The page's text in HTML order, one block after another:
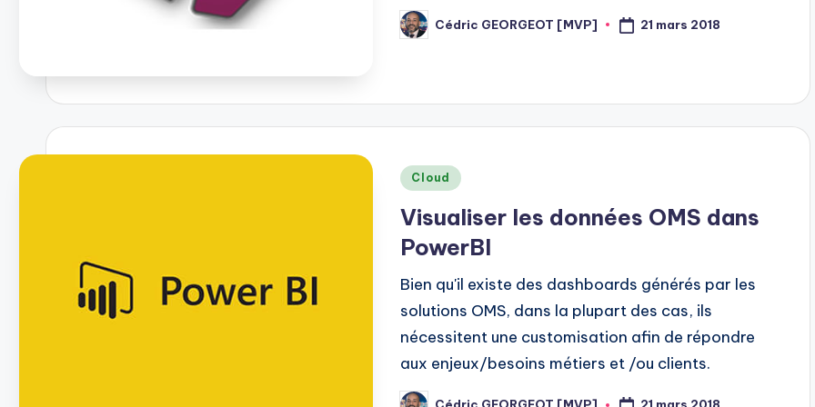
Posted
by
Cédric GEORGEOT [MVP] 21 mars 2018
Posted
Cloud
Visualiser les données OMS dans
PowerBI
Bien qu'il existe des dashboards générés par les
solutions OMS, dans la plupart des cas, ils
nécessitent une customisation afin de répondre
aux enjeux/besoins métiers et /ou clients.